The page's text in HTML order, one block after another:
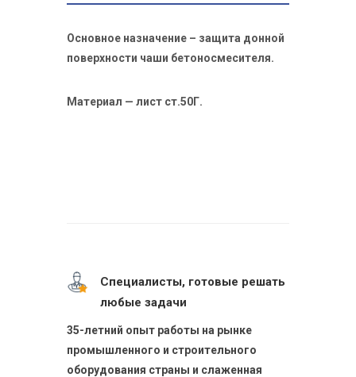
Основное назначение – защита донной
поверхности чаши бетоносмесителя.
Материал — лист ст.50Г.
Специалисты, готовые решать
любые задачи
35-летний опыт работы на рынке
промышленного и строительного
оборудования страны и слаженная